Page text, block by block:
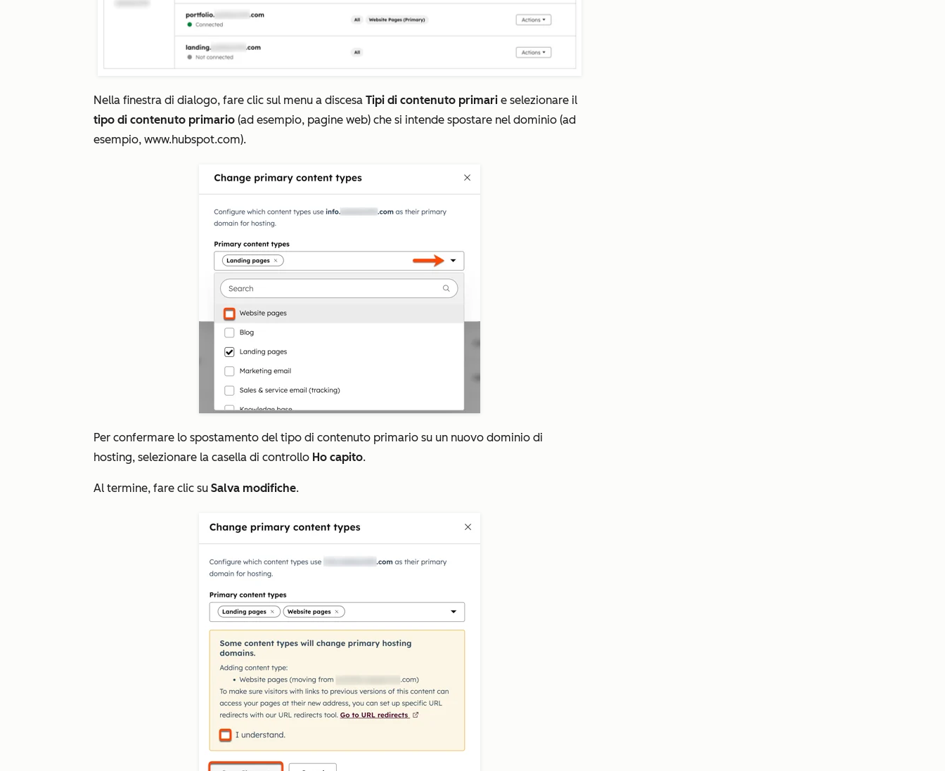
Nella finestra di dialogo, fare clic sul menu a discesa Tipi di contenuto primari e selezionare il
tipo di contenuto primario (ad esempio, pagine web) che si intende spostare nel dominio (ad
esempio, www.hubspot.com).
Per confermare lo spostamento del tipo di contenuto primario su un nuovo dominio di
hosting, selezionare la casella di controllo Ho capito.
Al termine, fare clic su Salva modifiche.